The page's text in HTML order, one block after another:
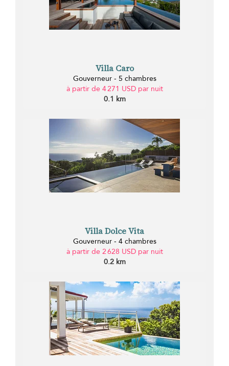
Villa Caro
Gouverneur - 5 chambres
à partir de 4 271 USD par nuit
0.1 km
Villa Dolce Vita
Gouverneur - 4 chambres
à partir de 2 628 USD par nuit
0.2 km